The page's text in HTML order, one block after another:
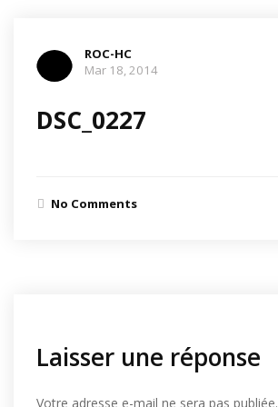
ROC-HC
Mar 18, 2014
DSC_0227
No Comments
Laisser une réponse
Votre adresse e-mail ne sera pas publiée.